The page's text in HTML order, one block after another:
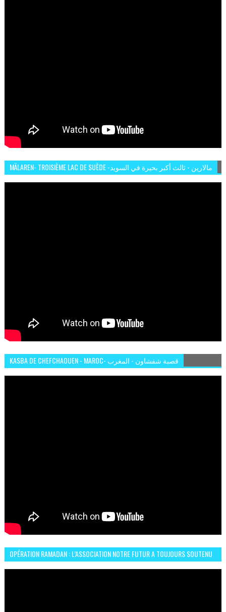
MÄLAREN- TROISIÈME LAC DE SUÈDE -مالارين - ثالث أكبر بحيرة في السويد
KASBA DE CHEFCHAOUEN - MAROC- قصبة شفشاون - المغرب
OPÉRATION RAMADAN : L’ASSOCIATION NOTRE FUTUR A TOUJOURS SOUTENU